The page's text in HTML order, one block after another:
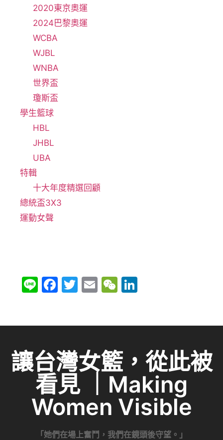
2020東京奧運
2024巴黎奧運
WCBA
WJBL
WNBA
世界盃
瓊斯盃
學生籃球
HBL
JHBL
UBA
特輯
十大年度精選回顧
總統盃3X3
運動女聲
Li F
e
b
o
o
k
T
er
E
l
W
h
at
e
dI
n
讓台灣女籃，從此被
看見 ｜Making
Women Visible
「她們在場上奮鬥，我們在鏡頭後守望。」